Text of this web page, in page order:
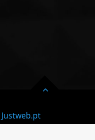
Justweb.pt